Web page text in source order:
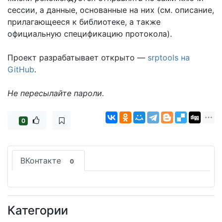
сессии, а данные, основанные на них (см. описание,
прилагающееся к библиотеке, а также
официальную спецификацию протокола).
Проект разрабатывает открыто — srptools на
GitHub.
Не пересылайте пароли.
0
ВКонтакте 0
Категории